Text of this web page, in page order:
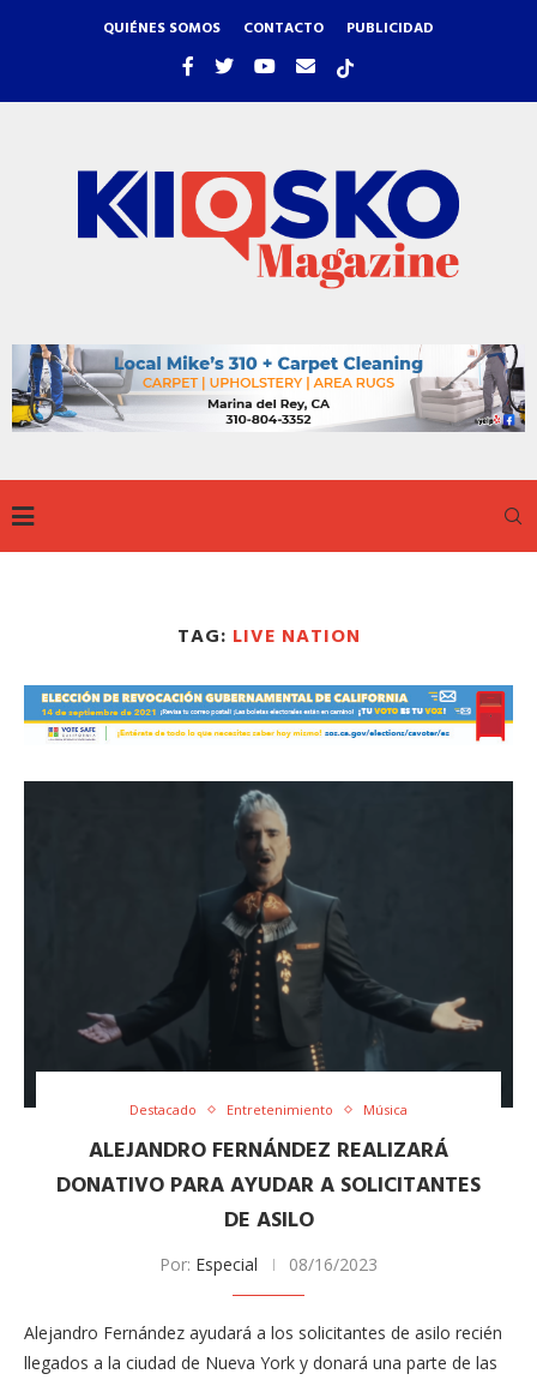
QUIÉNES SOMOS CONTACTO PUBLICIDAD
TAG: LIVE NATION
Destacado Entretenimiento Música
ALEJANDRO FERNÁNDEZ REALIZARÁ
DONATIVO PARA AYUDAR A SOLICITANTES
DE ASILO
Por: Especial 08/16/2023
Alejandro Fernández ayudará a los solicitantes de asilo recién
llegados a la ciudad de Nueva York y donará una parte de las